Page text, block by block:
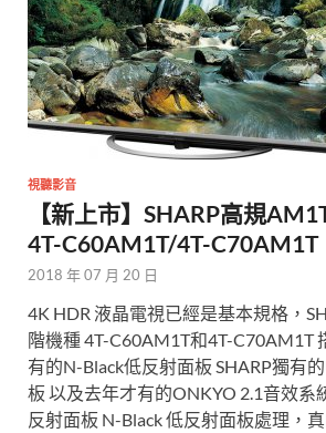
視聽影音
【新上市】SHARP高規
4T-C60AM1T/4T-C70AM1T
2018 年 07 月 20 日
4K HDR 液晶電視已經是基本規格，
階機種 4T-C60AM1T和4T-C70AM1T
有的N-Black低反射面板 SHARP獨有
板 以及去年才有的ONKYO 2.1音效系
反射面板 N-Black 低反射面板處理，